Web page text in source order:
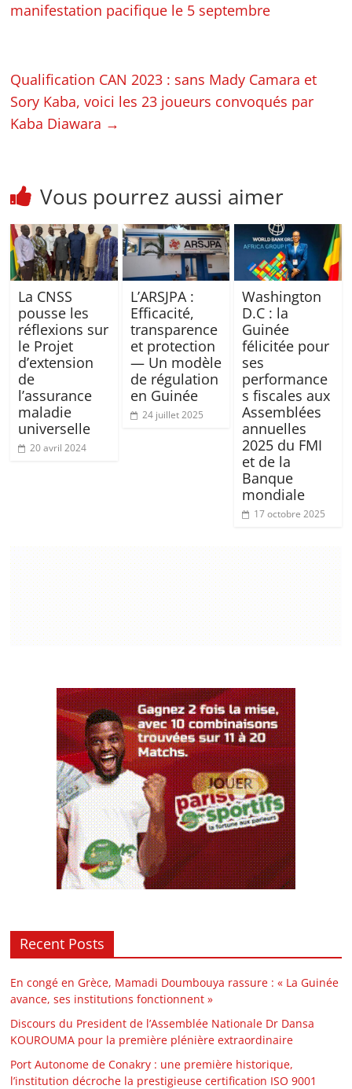
manifestation pacifique le 5 septembre
Qualification CAN 2023 : sans Mady Camara et
Sory Kaba, voici les 23 joueurs convoqués par
Kaba Diawara →
Vous pourrez aussi aimer
La CNSS
pousse les
réflexions sur
le Projet
d’extension
de
l’assurance
maladie
universelle
20 avril 2024
L’ARSJPA :
Efficacité,
transparence
et protection
— Un modèle
de régulation
en Guinée
24 juillet 2025
Washington
D.C : la
Guinée
félicitée pour
ses
performance
s fiscales aux
Assemblées
annuelles
2025 du FMI
et de la
Banque
mondiale
17 octobre 2025
Recent Posts
En congé en Grèce, Mamadi Doumbouya rassure : « La Guinée
avance, ses institutions fonctionnent »
Discours du President de l’Assemblée Nationale Dr Dansa
KOUROUMA pour la première plénière extraordinaire
Port Autonome de Conakry : une première historique,
l’institution décroche la prestigieuse certification ISO 9001